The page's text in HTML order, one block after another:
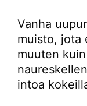
Vanha
muisto, jota
muuten
intoa